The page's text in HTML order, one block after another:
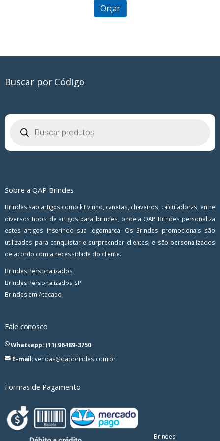
5
Orçar
Buscar por Código
produtos
Sobre a QAP Brindes
Brindes são artigos como kit vinho, canetas, chaveiros, calculadoras, entre
diversos tipos de artigos para brindes, onde a QAP Brindes personaliza
estes artigos inserindo sua logomarca. Os Brindes promocionais são
utilizados para conquistar e surpreender clientes, e são personalizados
de acordo com a necessidade do cliente.
Brindes Personalizados
Brindes Personalizados SP
Brindes em Atacado
Fale conosco
Whatsapp: (11) 96489-3750
E-mail:vendas@qapbrindes.com.br
Formas de Pagamento
Brindes